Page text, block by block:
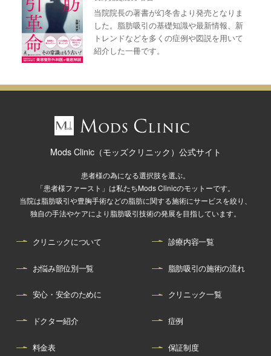
当院院長の著書が幻冬舎より発売となりま
した。脂肪吸引の基礎知識や最新情報、新
トレンドなどを多くの症例や図説を用いて
紹介した一冊です。
Mods Clinic（モッズクリニック）公式サイト
患者様の為になる選択肢を選ぶ。
「患者様ファースト」は私たちMods Clinicのモットーです。
当院は脂肪吸引や豊胸手術などの脂肪に関する施術にサービスを絞り、
独自の手法やケアにより脂肪吸引技術の発展を目指しています。
クリニックについて 診療内容一覧
お悩み部位別一覧 脂肪吸引の施術の流れ
安心・安全のために クリニック一覧
ドクター紹介 症例
料金表 保証制度